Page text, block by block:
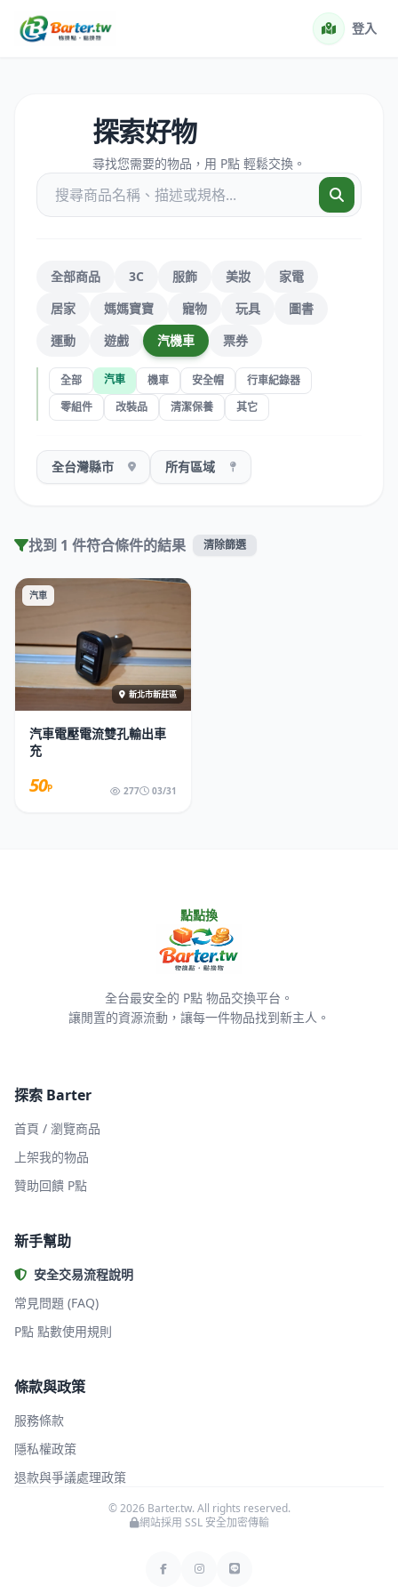
登入
探索好物
尋找您需要的物品，用 P點 輕鬆交換。
全部商品 3C 服飾 美妝
家電
居家
媽媽寶寶 寵物 玩具
圖書
運動
遊戲 汽機車 票券
全部 汽車 機車 安全帽
行車紀錄器
零組件
改裝品 清潔保養 其它
找到 1 件符合條件的結果 清除篩選
汽車
新北市新莊區
汽車電壓電流雙孔輸出車
充
50P 277 03/31
點點換
全台最安全的 P點 物品交換平台。
讓閒置的資源流動，讓每一件物品找到新主人。
探索 Barter
首頁 / 瀏覽商品
上架我的物品
贊助回饋 P點
新手幫助
安全交易流程說明
常見問題 (FAQ)
P點 點數使用規則
條款與政策
服務條款
隱私權政策
退款與爭議處理政策
© 2026 Barter.tw. All rights reserved.
網站採用 SSL 安全加密傳輸